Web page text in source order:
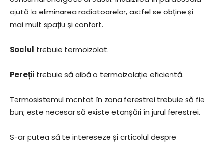
ajută la eliminarea radiatoarelor, astfel se obține și
mai mult spațiu și confort.
Soclul trebuie termoizolat.
Pereții trebuie să aibă o termoizolație eficientă.
Termosistemul montat în zona ferestrei trebuie să fie
bun; este necesar să existe etanșări în jurul ferestrei.
S-ar putea să te intereseze și articolul despre